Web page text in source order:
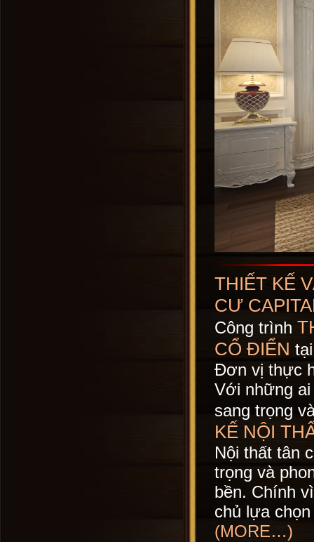
THIẾT KẾ
CƯ
Công trình
CỔ ĐIỂN
Đơn vị thực
Với những ai
sang trọng
KẾ NỘI
Nội thất tân
trọng và
bền. Chính
chủ lựa
(MORE…)